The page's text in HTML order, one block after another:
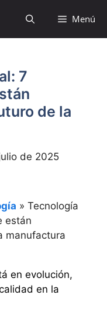
Menú
7
de la
de 2025
» Tecnología
están
manufactura
en evolución,
en la